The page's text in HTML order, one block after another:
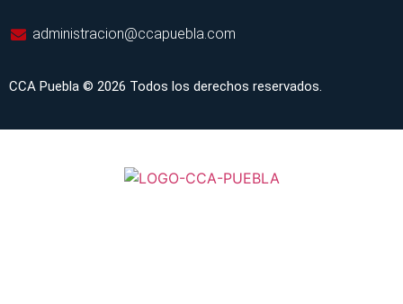
administracion@ccapuebla.com
CCA Puebla © 2026 Todos los derechos reservados.